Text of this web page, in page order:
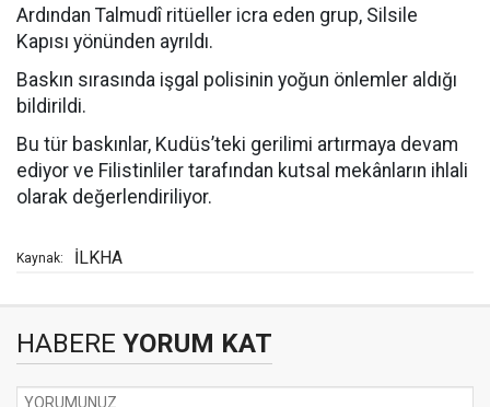
Ardından Talmudî ritüeller icra eden grup, Silsile
Kapısı yönünden ayrıldı.
Baskın sırasında işgal polisinin yoğun önlemler aldığı
bildirildi.
Bu tür baskınlar, Kudüs’teki gerilimi artırmaya devam
ediyor ve Filistinliler tarafından kutsal mekânların ihlali
olarak değerlendiriliyor.
Kaynak: İLKHA
HABERE YORUM KAT